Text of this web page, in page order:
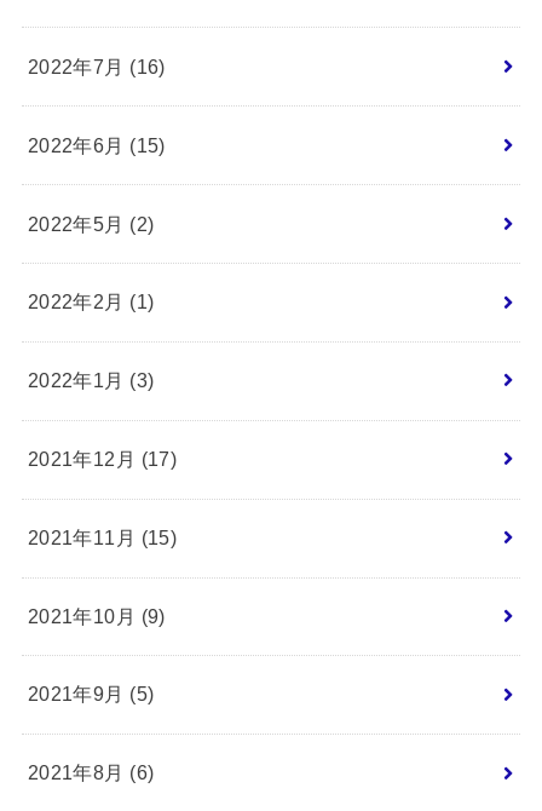
2022年7月 (16)
2022年6月 (15)
2022年5月 (2)
2022年2月 (1)
2022年1月 (3)
2021年12月 (17)
2021年11月 (15)
2021年10月 (9)
2021年9月 (5)
2021年8月 (6)